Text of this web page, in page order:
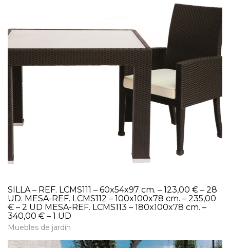
SILLA – REF. LCMS111 – 60x54x97 cm. – 123,00 € – 28
UD. MESA-REF. LCMS112 – 100x100x78 cm. – 235,00
€ – 2 UD MESA-REF. LCMS113 – 180x100x78 cm. –
340,00 € – 1 UD
Muebles de jardín